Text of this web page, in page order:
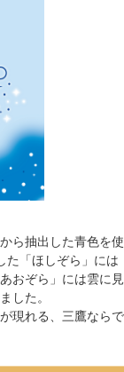
ら抽出した青色を使
た「ほしぞら」には
おぞら」には雲に見
した。
現れる、三鷹ならで